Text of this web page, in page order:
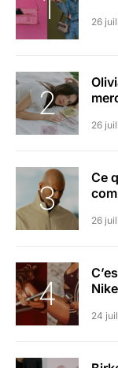
26
26
Ce
26
24